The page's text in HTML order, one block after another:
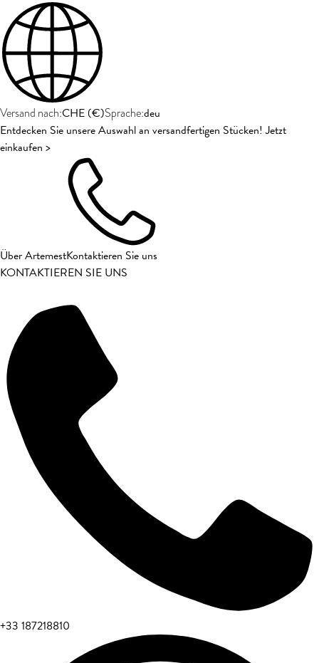
Versand nach:CHE (€)Sprache:deu
Entdecken Sie unsere Auswahl an versandfertigen Stücken! Jetzt
einkaufen >
Über ArtemestKontaktieren Sie uns
KONTAKTIEREN SIE UNS
+33 187218810